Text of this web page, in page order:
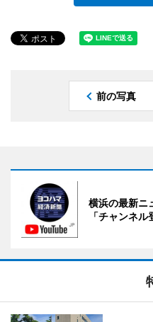
前の写真
横浜の最新ニ
「チャンネ